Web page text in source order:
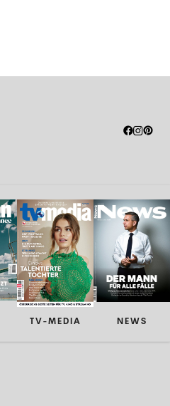
TV-MEDIA NEWS